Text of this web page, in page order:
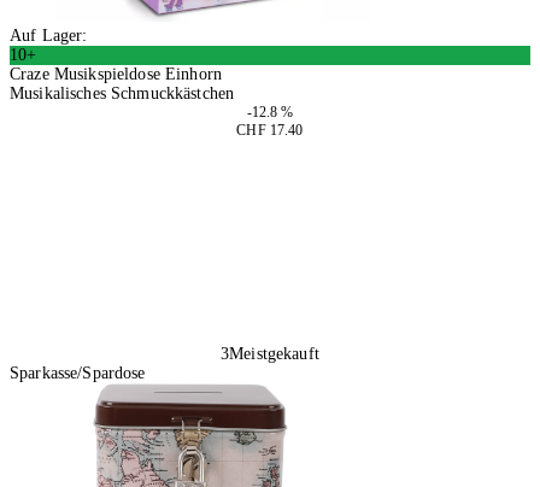
Auf Lager:
10+
Craze Musikspieldose Einhorn
Musikalisches Schmuckkästchen
-12.8 %
CHF 17.40
3Meistgekauft
Sparkasse/Spardose